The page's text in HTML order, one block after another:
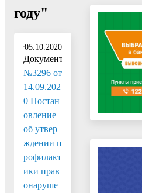
году"
05.10.2020
Документ:
№3296 от
14.09.202
0 Постан
овление
об утвер
ждении п
рофилакт
ики прав
онаруше